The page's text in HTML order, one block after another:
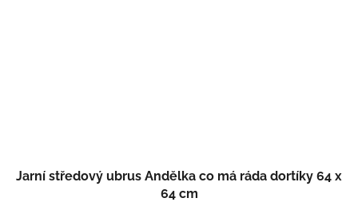
Jarní středový ubrus Andělka co má ráda dortíky 64 x
64 cm